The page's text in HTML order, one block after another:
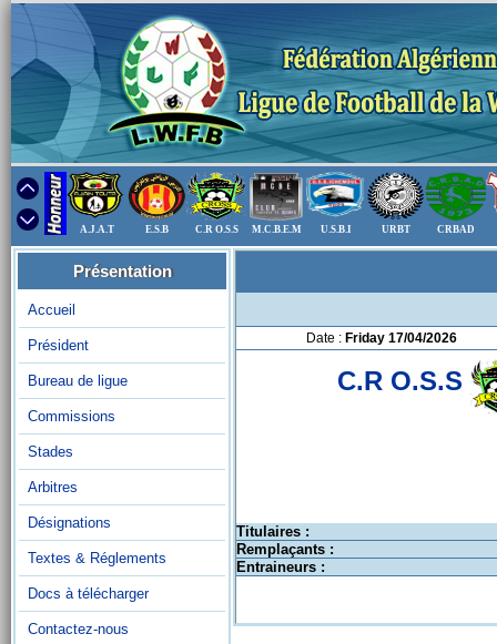
A.J.A.T E.S.B C.R O.S.S M.C.B.E.M U.S.B.I URBT CRBAD
Présentation
Accueil
Président
Bureau de ligue
Commissions
Stades
Arbitres
Désignations
Textes & Réglements
Docs à télécharger
Contactez-nous
Date : Friday 17/04/2026
C.R O.S.S
Titulaires :
Remplaçants :
Entraineurs :